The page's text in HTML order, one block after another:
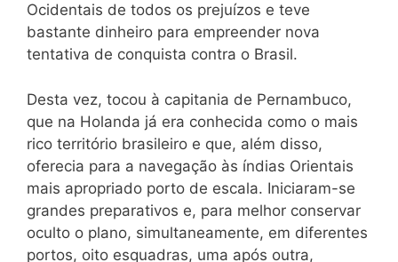
Ocidentais de todos os prejuízos e teve
bastante dinheiro para empreender nova
tentativa de conquista contra o Brasil.
Desta vez, tocou à capitania de Pernambuco,
que na Holanda já era conhecida como o mais
rico território brasileiro e que, além disso,
oferecia para a navegação às índias Orientais
mais apropriado porto de escala. Iniciaram-se
grandes preparativos e, para melhor conservar
oculto o plano, simultaneamente, em diferentes
portos, oito esquadras, uma após outra,